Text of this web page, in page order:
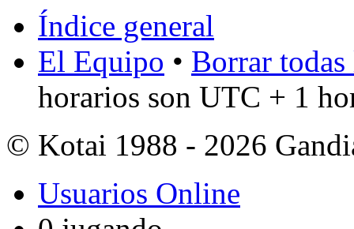
Índice general
El Equipo • Borrar
horarios son UTC + 1
© Kotai 1988 - 2026
Usuarios Online